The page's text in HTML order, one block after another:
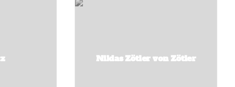
Niklas Zötler von Zötler